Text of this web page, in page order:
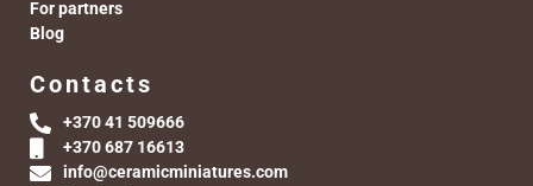
For partners
Blog
Contacts
+370 41 509666
+370 687 16613
info@ceramicminiatures.com